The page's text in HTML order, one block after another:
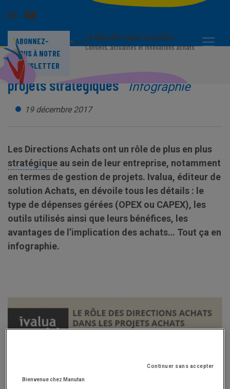
ABONNEZ-
VOUS À NOTRE
NEWSLETTER
Le Blog des experts achats
Conseils, actualités et innovations achats
Les Directions Achats au cœur des
projets stratégiques
Infographie
19 décembre 2017
Les Directions Achats ont un rôle de plus en plus
stratégique au sein de leur entreprise, notamment
en termes de gestion de projets. Ivalua, éditeur de
solution Achats, en dévoile tous les détails : le
type de dépenses gérées (OPEX ou CAPEX), les
outils utilisés ainsi que leurs bénéfices, les
avantages de l’implication des achats… Tout ça en
infographie.
Continuer sans accepter
Bienvenue chez Manutan